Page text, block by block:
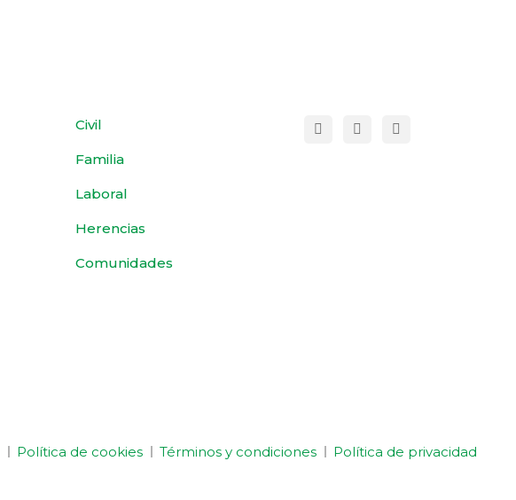
Civil
Familia
Laboral
Herencias
Comunidades
Política de cookies Términos y condiciones Política de privacidad